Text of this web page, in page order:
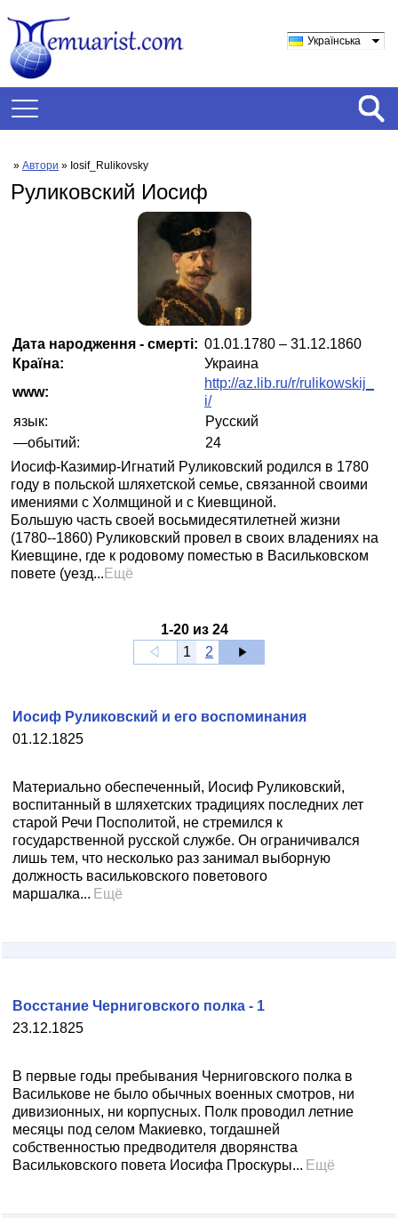
Українська
» Автори » Iosif_Rulikovsky
Руликовский Иосиф
Дата народження - смерті: 01.01.1780 – 31.12.1860
Країна:
Украина
www:
http://az.lib.ru/r/rulikowskij_
i/
язык:
Русский
—обытий:
24
Иосиф-Казимир-Игнатий Руликовский родился в 1780
году в польской шляхетской семье, связанной своими
имениями с Холмщиной и с Киевщиной.
Большую часть своей восьмидесятилетней жизни
(1780--1860) Руликовский провел в своих владениях на
Киевщине, где к родовому поместью в Васильковском
повете (уезд... Ещё
1-20из 24
1
2
01.12.1825
Иосиф Руликовский и его воспоминания
Материально обеспеченный, Иосиф Руликовский,
воспитанный в шляхетских традициях последних лет
старой Речи Посполитой, не стремился к
государственной русской службе. Он ограничивался
лишь тем, что несколько раз занимал выборную
должность васильковского поветового
маршалка... Ещё
23.12.1825
Восстание Черниговского полка - 1
В первые годы пребывания Черниговского полка в
Василькове не было обычных военных смотров, ни
дивизионных, ни корпусных. Полк проводил летние
месяцы под селом Макиевко, тогдашней
собственностью предводителя дворянства
Васильковского повета Иосифа Проскуры... Ещё